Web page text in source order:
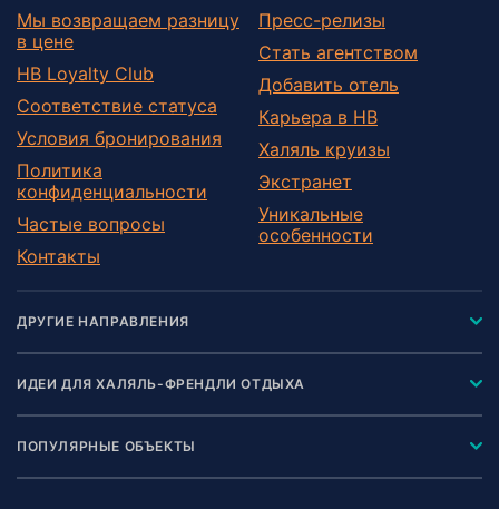
Мы возвращаем разницу
в цене
HB Loyalty Club
Соответствие статуса
Условия бронирования
Политика
конфиденциальности
Частые вопросы
Контакты
Пресс-релизы
Стать агентством
Добавить отель
Карьера в HB
Халяль круизы
Экстранет
Уникальные
особенности
ДРУГИЕ НАПРАВЛЕНИЯ
ИДЕИ ДЛЯ ХАЛЯЛЬ-ФРЕНДЛИ ОТДЫХА
ПОПУЛЯРНЫЕ ОБЪЕКТЫ